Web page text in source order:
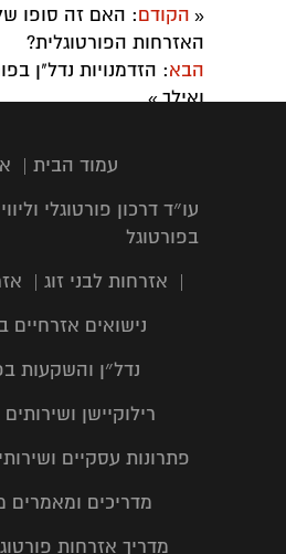
« הקודם: האם זה סופו
האזרחות הפורטוגלית?
הבא
ואילך»
עמוד הבית |
עו״ד דרכון פורטוגלי
בפורטוגל
|
אזרחות לבני זוג |
נישואים אזרחיים
נדל״ן והשקעות
רילוקיישן
פתרונות עסקיים
מדריכים ומאמרים
מדריך אזרחות